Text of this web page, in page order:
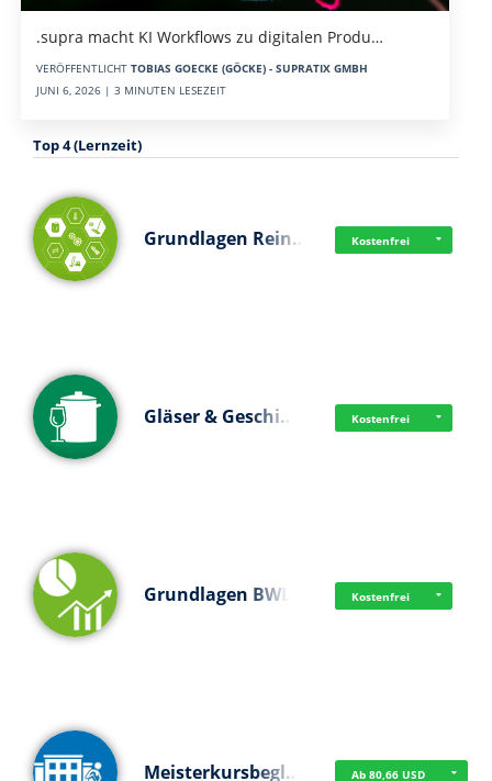
.supra macht KI Workflows zu digitalen Produ…
VERÖFFENTLICHT TOBIAS GOECKE (GÖCKE) - SUPRATIX GMBH
JUNI 6, 2026 | 3 MINUTEN LESEZEIT
Top 4 (Lernzeit)
Grundlagen Rein… Kostenfrei
Gläser & Geschi… Kostenfrei
Grundlagen BWL Kostenfrei
Meisterkursbegl… Ab 80,66 USD